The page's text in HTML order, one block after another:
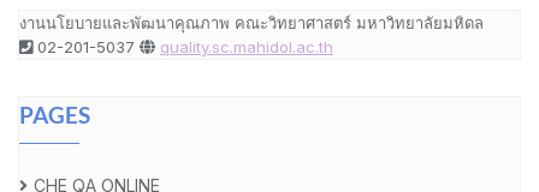
งานนโยบายและพัฒนาคุณภาพ คณะวิทยาศาสตร์ มหาวิทยาลัยมหิดล
02-201-5037
quality.sc.mahidol.ac.th
PAGES
CHE QA ONLINE